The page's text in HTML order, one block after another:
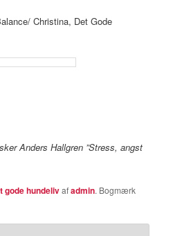
Christina, Det Gode
Anders Hallgren ”Stress, angst
gode hundelivafadmin. Bogmærk